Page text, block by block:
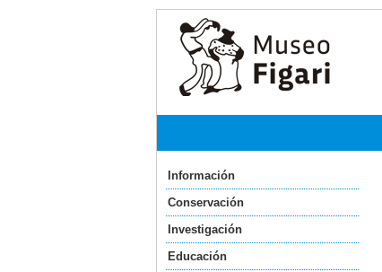
Información
Conservación
Investigación
Educación